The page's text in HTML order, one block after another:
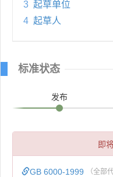
3 起草单位
4 起草人
标准状态
发布
即
GB 6000-1999 （全部